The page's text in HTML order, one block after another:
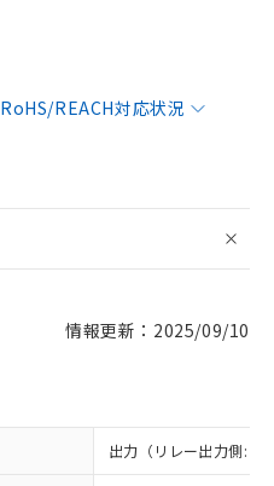
RoHS/REACH対応状況
情報更新：2025/09/10
出力（リレー出力側: 接